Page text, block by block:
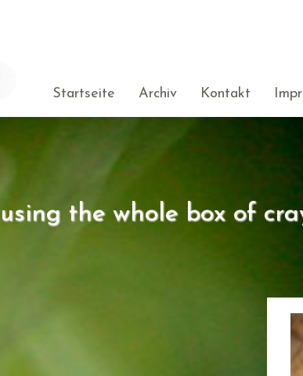
Startseite Archiv Kontakt
the whole box of